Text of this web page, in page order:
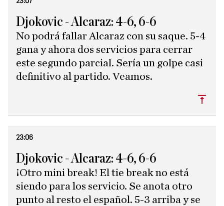
Djokovic - Alcaraz: 4-6, 6-6
No podrá fallar Alcaraz con su saque. 5-4
gana y ahora dos servicios para cerrar
este segundo parcial. Sería un golpe casi
definitivo al partido. Veamos.
23:06
Djokovic - Alcaraz: 4-6, 6-6
¡Otro mini break! El tie break no está
siendo para los servicio. Se anota otro
punto al resto el español. 5-3 arriba y se